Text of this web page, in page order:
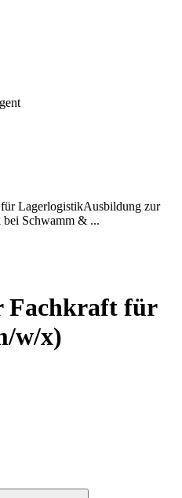
LagerlogistikAusbildung zur
Schwamm & ...
Fachkraft für
w/x)